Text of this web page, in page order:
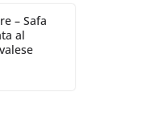
– Safa
al